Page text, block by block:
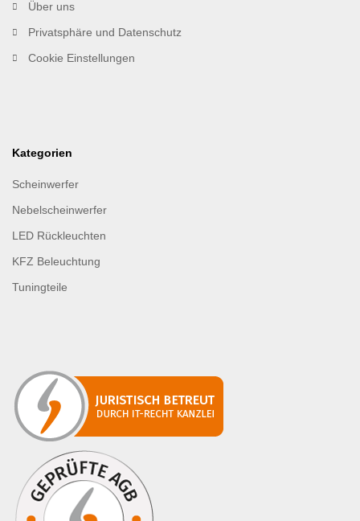
Über uns
Privatsphäre und Datenschutz
Cookie Einstellungen
Kategorien
Scheinwerfer
Nebelscheinwerfer
LED Rückleuchten
KFZ Beleuchtung
Tuningteile